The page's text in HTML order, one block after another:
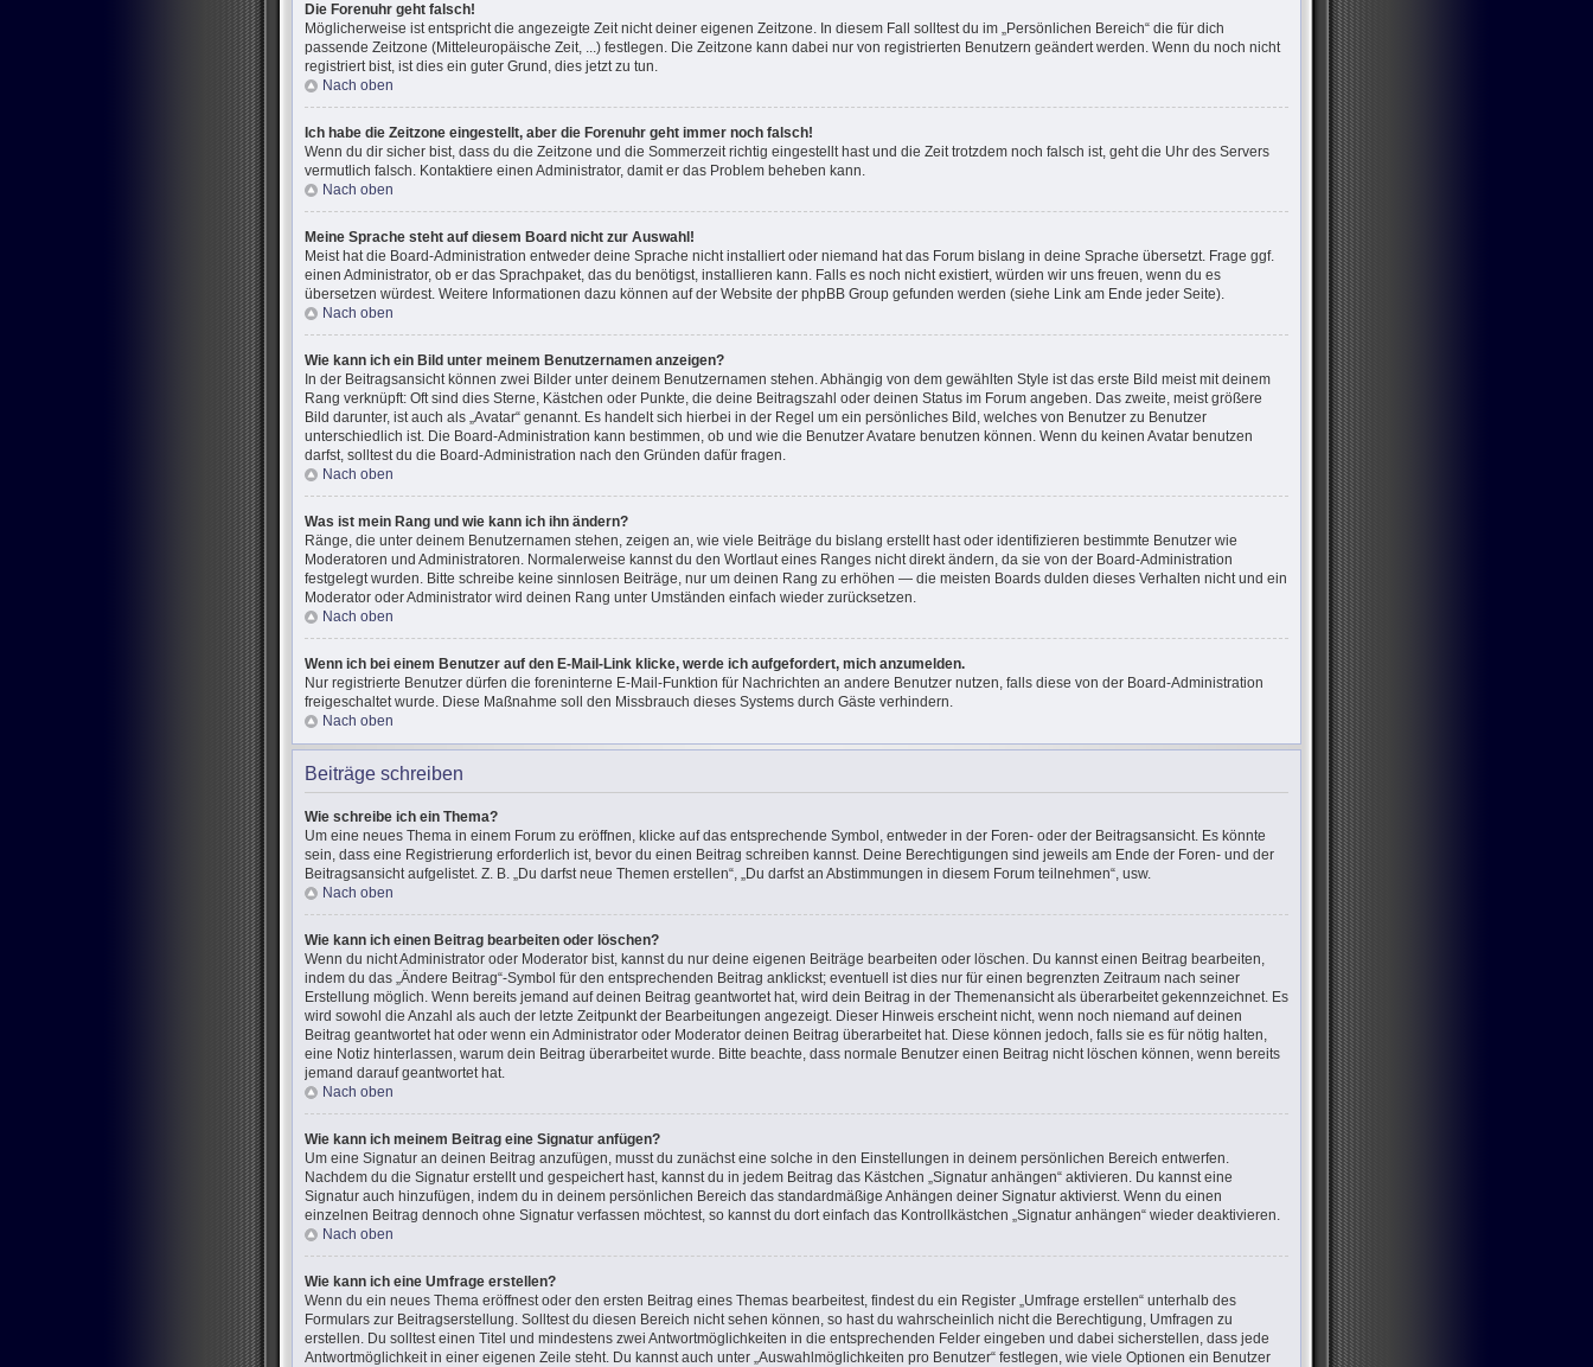
Die Forenuhr geht falsch!
Möglicherweise ist entspricht die angezeigte Zeit nicht deiner eigenen Zeitzone. In diesem Fall solltest du im „Persönlichen Bereich“ die für dich
passende Zeitzone (Mitteleuropäische Zeit, ...) festlegen. Die Zeitzone kann dabei nur von registrierten Benutzern geändert werden. Wenn du noch nicht
registriert bist, ist dies ein guter Grund, dies jetzt zu tun.
Nach oben
Ich habe die Zeitzone eingestellt, aber die Forenuhr geht immer noch falsch!
Wenn du dir sicher bist, dass du die Zeitzone und die Sommerzeit richtig eingestellt hast und die Zeit trotzdem noch falsch ist, geht die Uhr des Servers
vermutlich falsch. Kontaktiere einen Administrator, damit er das Problem beheben kann.
Nach oben
Meine Sprache steht auf diesem Board nicht zur Auswahl!
Meist hat die Board-Administration entweder deine Sprache nicht installiert oder niemand hat das Forum bislang in deine Sprache übersetzt. Frage ggf.
einen Administrator, ob er das Sprachpaket, das du benötigst, installieren kann. Falls es noch nicht existiert, würden wir uns freuen, wenn du es
übersetzen würdest. Weitere Informationen dazu können auf der Website der phpBB Group gefunden werden (siehe Link am Ende jeder Seite).
Nach oben
Wie kann ich ein Bild unter meinem Benutzernamen anzeigen?
In der Beitragsansicht können zwei Bilder unter deinem Benutzernamen stehen. Abhängig von dem gewählten Style ist das erste Bild meist mit deinem
Rang verknüpft: Oft sind dies Sterne, Kästchen oder Punkte, die deine Beitragszahl oder deinen Status im Forum angeben. Das zweite, meist größere
Bild darunter, ist auch als „Avatar“ genannt. Es handelt sich hierbei in der Regel um ein persönliches Bild, welches von Benutzer zu Benutzer
unterschiedlich ist. Die Board-Administration kann bestimmen, ob und wie die Benutzer Avatare benutzen können. Wenn du keinen Avatar benutzen
darfst, solltest du die Board-Administration nach den Gründen dafür fragen.
Nach oben
Was ist mein Rang und wie kann ich ihn ändern?
Ränge, die unter deinem Benutzernamen stehen, zeigen an, wie viele Beiträge du bislang erstellt hast oder identifizieren bestimmte Benutzer wie
Moderatoren und Administratoren. Normalerweise kannst du den Wortlaut eines Ranges nicht direkt ändern, da sie von der Board-Administration
festgelegt wurden. Bitte schreibe keine sinnlosen Beiträge, nur um deinen Rang zu erhöhen — die meisten Boards dulden dieses Verhalten nicht und ein
Moderator oder Administrator wird deinen Rang unter Umständen einfach wieder zurücksetzen.
Nach oben
Wenn ich bei einem Benutzer auf den E-Mail-Link klicke, werde ich aufgefordert, mich anzumelden.
Nur registrierte Benutzer dürfen die foreninterne E-Mail-Funktion für Nachrichten an andere Benutzer nutzen, falls diese von der Board-Administration
freigeschaltet wurde. Diese Maßnahme soll den Missbrauch dieses Systems durch Gäste verhindern.
Nach oben
Beiträge schreiben
Wie schreibe ich ein Thema?
Um eine neues Thema in einem Forum zu eröffnen, klicke auf das entsprechende Symbol, entweder in der Foren- oder der Beitragsansicht. Es könnte
sein, dass eine Registrierung erforderlich ist, bevor du einen Beitrag schreiben kannst. Deine Berechtigungen sind jeweils am Ende der Foren- und der
Beitragsansicht aufgelistet. Z. B. „Du darfst neue Themen erstellen“, „Du darfst an Abstimmungen in diesem Forum teilnehmen“, usw.
Nach oben
Wie kann ich einen Beitrag bearbeiten oder löschen?
Wenn du nicht Administrator oder Moderator bist, kannst du nur deine eigenen Beiträge bearbeiten oder löschen. Du kannst einen Beitrag bearbeiten,
indem du das „Ändere Beitrag“-Symbol für den entsprechenden Beitrag anklickst; eventuell ist dies nur für einen begrenzten Zeitraum nach seiner
Erstellung möglich. Wenn bereits jemand auf deinen Beitrag geantwortet hat, wird dein Beitrag in der Themenansicht als überarbeitet gekennzeichnet. Es
wird sowohl die Anzahl als auch der letzte Zeitpunkt der Bearbeitungen angezeigt. Dieser Hinweis erscheint nicht, wenn noch niemand auf deinen
Beitrag geantwortet hat oder wenn ein Administrator oder Moderator deinen Beitrag überarbeitet hat. Diese können jedoch, falls sie es für nötig halten,
eine Notiz hinterlassen, warum dein Beitrag überarbeitet wurde. Bitte beachte, dass normale Benutzer einen Beitrag nicht löschen können, wenn bereits
jemand darauf geantwortet hat.
Nach oben
Wie kann ich meinem Beitrag eine Signatur anfügen?
Um eine Signatur an deinen Beitrag anzufügen, musst du zunächst eine solche in den Einstellungen in deinem persönlichen Bereich entwerfen.
Nachdem du die Signatur erstellt und gespeichert hast, kannst du in jedem Beitrag das Kästchen „Signatur anhängen“ aktivieren. Du kannst eine
Signatur auch hinzufügen, indem du in deinem persönlichen Bereich das standardmäßige Anhängen deiner Signatur aktivierst. Wenn du einen
einzelnen Beitrag dennoch ohne Signatur verfassen möchtest, so kannst du dort einfach das Kontrollkästchen „Signatur anhängen“ wieder deaktivieren.
Nach oben
Wie kann ich eine Umfrage erstellen?
Wenn du ein neues Thema eröffnest oder den ersten Beitrag eines Themas bearbeitest, findest du ein Register „Umfrage erstellen“ unterhalb des
Formulars zur Beitragserstellung. Solltest du diesen Bereich nicht sehen können, so hast du wahrscheinlich nicht die Berechtigung, Umfragen zu
erstellen. Du solltest einen Titel und mindestens zwei Antwortmöglichkeiten in die entsprechenden Felder eingeben und dabei sicherstellen, dass jede
Antwortmöglichkeit in einer eigenen Zeile steht. Du kannst auch unter „Auswahlmöglichkeiten pro Benutzer“ festlegen, wie viele Optionen ein Benutzer